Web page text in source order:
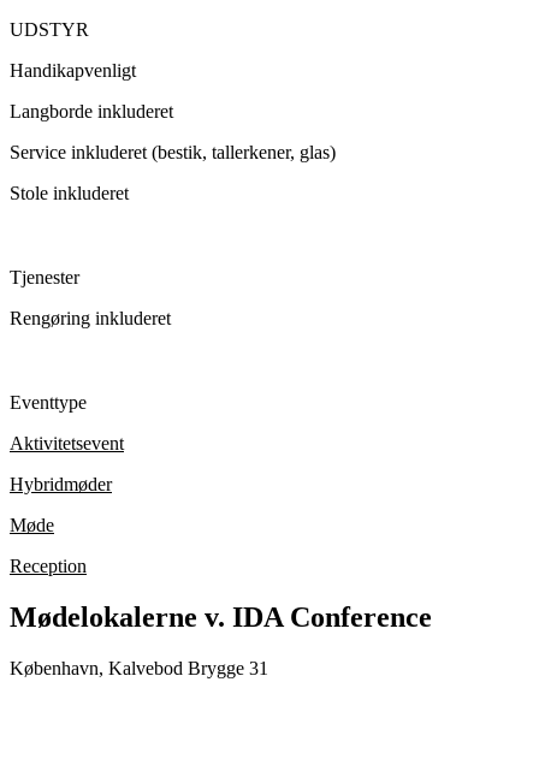
UDSTYR
Handikapvenligt
Langborde inkluderet
Service inkluderet (bestik, tallerkener, glas)
Stole inkluderet
Tjenester
Rengøring inkluderet
Eventtype
Aktivitetsevent
Hybridmøder
Møde
Reception
Mødelokalerne v. IDA Conference
København, Kalvebod Brygge 31